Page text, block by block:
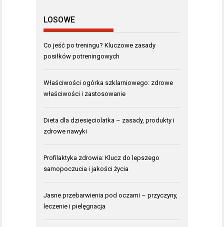
LOSOWE
Co jeść po treningu? Kluczowe zasady
posiłków potreningowych
Właściwości ogórka szklarniowego: zdrowe
właściwości i zastosowanie
Dieta dla dziesięciolatka – zasady, produkty i
zdrowe nawyki
Profilaktyka zdrowia: Klucz do lepszego
samopoczucia i jakości życia
Jasne przebarwienia pod oczami – przyczyny,
leczenie i pielęgnacja